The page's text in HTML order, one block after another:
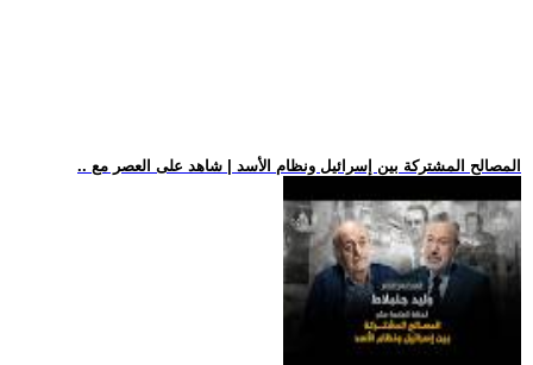
.. المصالح المشتركة بين إسرائيل ونظام الأسد | شاهد على العصر مع